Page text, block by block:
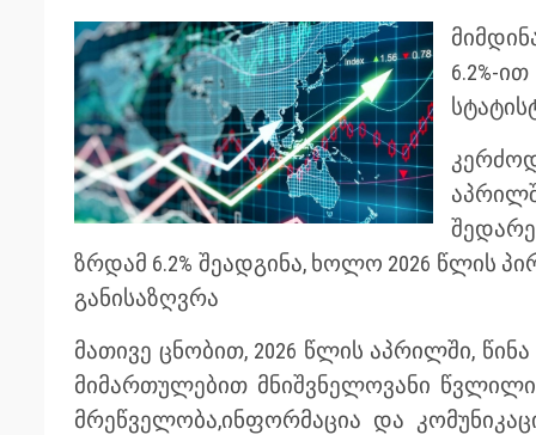
6.2%-
ზრდამ 6.2% შეადგინა, ხოლო 2026 წლის
განისაზღვრა
მათივე ცნობით, 2026 წლის აპრილში,
მიმართულებით მნიშვნელოვანი წვლილი
მრეწველობა,ინფორმაცია და